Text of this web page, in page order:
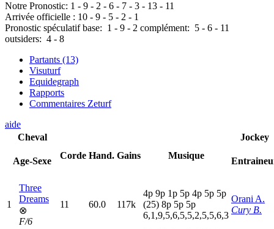
Notre Pronostic: 1 - 9 - 2 - 6 - 7 - 3 - 13 - 11
Arrivée officielle : 10 - 9 - 5 - 2 - 1
Pronostic spéculatif base: 1 - 9 - 2 complément: 5 - 6 - 11
outsiders: 4 - 8
Partants (13)
Visuturf
Equidegraph
Rapports
Commentaires Zeturf
aide
Cheval
Age-Sexe
Corde Hand. Gains Musique
Jockey
1
Three
Dreams
⊗
F/6
11 60.0 117k
4p 9p 1p 5p 4p 5p 5p
(25) 8p 5p 5p
6,1,9,5,6,5,5,2,5,5,6,3
Orani A.
Cury B.